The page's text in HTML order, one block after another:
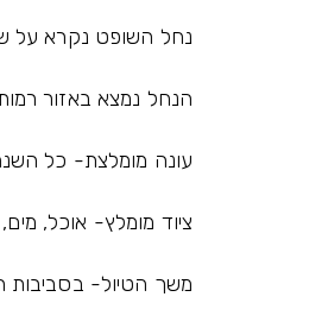
נחל השופט נקרא על
הנחל נמצא באזור
עונה מומלצת- כל
ציוד מומלץ- אוכל,
משך הטיול- בסביבות